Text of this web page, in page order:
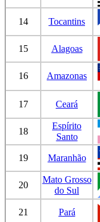
14 Tocantins
15 Alagoas
16 Amazonas
17 Ceará
18
Espírito
Santo
19 Maranhão
20
Mato Grosso
do Sul
21 Pará